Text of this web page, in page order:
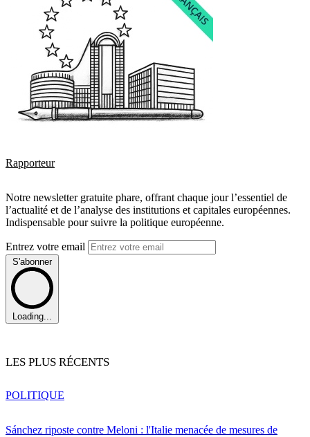
Rapporteur
Notre newsletter gratuite phare, offrant chaque jour l’essentiel de
l’actualité et de l’analyse des institutions et capitales européennes.
Indispensable pour suivre la politique européenne.
Entrez votre email
S'abonner
Loading...
LES PLUS RÉCENTS
Sánchez riposte contre Meloni : l'Italie menacée de mesures de
POLITIQUE